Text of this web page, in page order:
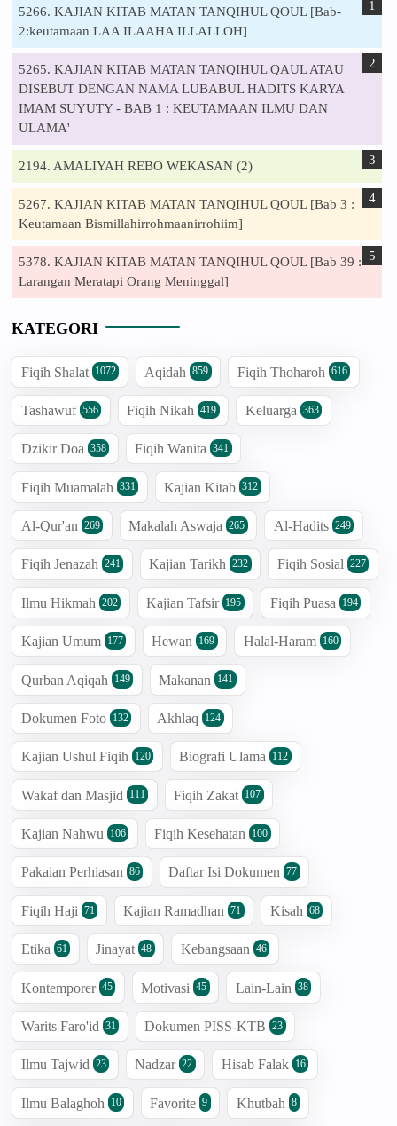
5266. KAJIAN KITAB MATAN TANQIHUL QOUL [Bab-
2:keutamaan LAA ILAAHA ILLALLOH]
5265. KAJIAN KITAB MATAN TANQIHUL QAUL ATAU
DISEBUT DENGAN NAMA LUBABUL HADITS KARYA
IMAM SUYUTY - BAB 1 : KEUTAMAAN ILMU DAN
ULAMA'
2194. AMALIYAH REBO WEKASAN (2)
5267. KAJIAN KITAB MATAN TANQIHUL QOUL [Bab 3 :
Keutamaan Bismillahirrohmaanirrohiim]
5378. KAJIAN KITAB MATAN TANQIHUL QOUL [Bab 39 :
Larangan Meratapi Orang Meninggal]
KATEGORI
Fiqih Shalat 1072 Aqidah 859 Fiqih Thoharoh 616
Tashawuf 556 Fiqih Nikah 419 Keluarga 363
Dzikir Doa 358 Fiqih Wanita 341
Fiqih Muamalah 331 Kajian Kitab 312
Al-Qur'an 269 Makalah Aswaja 265 Al-Hadits 249
Fiqih Jenazah 241 Kajian Tarikh 232 Fiqih Sosial 227
Ilmu Hikmah 202 Kajian Tafsir 195 Fiqih Puasa 194
Kajian Umum 177 Hewan 169 Halal-Haram 160
Qurban Aqiqah 149 Makanan 141
Dokumen Foto 132 Akhlaq 124
Kajian Ushul Fiqih 120 Biografi Ulama 112
Wakaf dan Masjid 111 Fiqih Zakat 107
Kajian Nahwu 106 Fiqih Kesehatan 100
Pakaian Perhiasan 86 Daftar Isi Dokumen 77
Fiqih Haji 71 Kajian Ramadhan 71 Kisah 68
Etika 61 Jinayat 48 Kebangsaan 46
Kontemporer 45 Motivasi 45 Lain-Lain 38
Warits Faro'id 31 Dokumen PISS-KTB 23
Ilmu Tajwid 23 Nadzar 22 Hisab Falak 16
Ilmu Balaghoh 10 Favorite 9 Khutbah 8